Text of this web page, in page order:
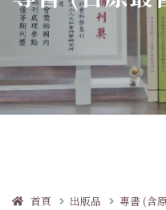
首頁 出版品 專書 (含